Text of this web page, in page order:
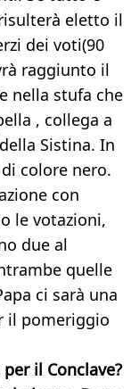
eletto il
dei voti(90
raggiunto il
nella stufa che
, collega a
Sistina. In
colore nero.
con
le votazioni,
due al
quelle
ci sarà una
il pomeriggio
il Conclave?